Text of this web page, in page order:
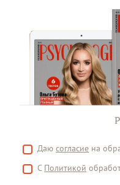
Даю согласие на
С Политикой